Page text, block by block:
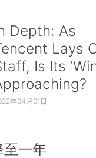
Depth: As
Lays
Is Its
年04月01日
一年